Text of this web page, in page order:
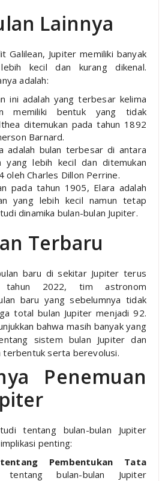
Lainnya
Galilean, Jupiter memiliki banyak
kecil dan kurang dikenal.
adalah:
ini adalah yang terbesar kelima
memiliki bentuk yang tidak
ditemukan pada tahun 1892
Barnard.
adalah bulan terbesar di antara
yang lebih kecil dan ditemukan
oleh Charles Dillon Perrine.
pada tahun 1905, Elara adalah
yang lebih kecil namun tetap
dinamika bulan-bulan Jupiter.
Terbaru
baru di sekitar Jupiter terus
tahun 2022, tim astronom
baru yang sebelumnya tidak
total bulan Jupiter menjadi 92.
bahwa masih banyak yang
sistem bulan Jupiter dan
terbentuk serta berevolusi.
Penemuan
tentang bulan-bulan Jupiter
penting:
tentang Pembentukan Tata
bulan-bulan Jupiter